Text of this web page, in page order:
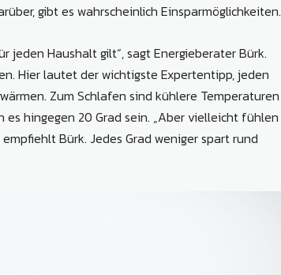
gibt es wahrscheinlich Einsparmöglichkeiten.
jeden Haushalt gilt“, sagt Energieberater Bürk.
Hier lautet der wichtigste Expertentipp, jeden
Zum Schlafen sind kühlere Temperaturen
es hingegen 20 Grad sein. „Aber vielleicht fühlen
Bürk. Jedes Grad weniger spart rund